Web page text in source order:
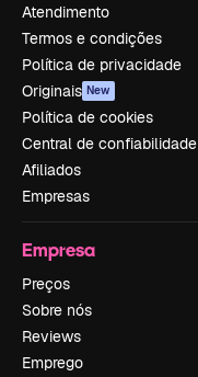
Atendimento
Termos e condições
Política de privacidade
Originais New
Política de cookies
Central de confiabilidade
Afiliados
Empresas
Empresa
Preços
Sobre nós
Reviews
Emprego